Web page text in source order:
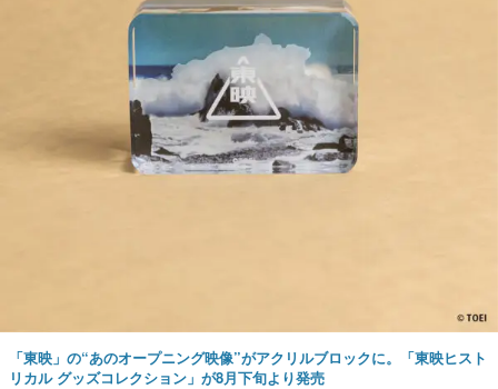
「東映」の“あのオープニング映像”がアクリルブロックに。「東映ヒスト
リカル グッズコレクション」が8月下旬より発売